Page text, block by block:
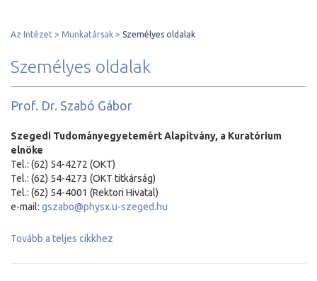
Az Intézet Munkatársak Személyes oldalak
Személyes oldalak
Prof. Dr. Szabó Gábor
Szegedi Tudományegyetemért Alapítvány, a Kuratórium
elnöke
Tel.: (62) 54-4272 (OKT)
Tel.: (62) 54-4273 (OKT titkárság)
Tel.: (62) 54-4001 (Rektori Hivatal)
e-mail: gszabo@physx.u-szeged.hu
Tovább a teljes cikkhez